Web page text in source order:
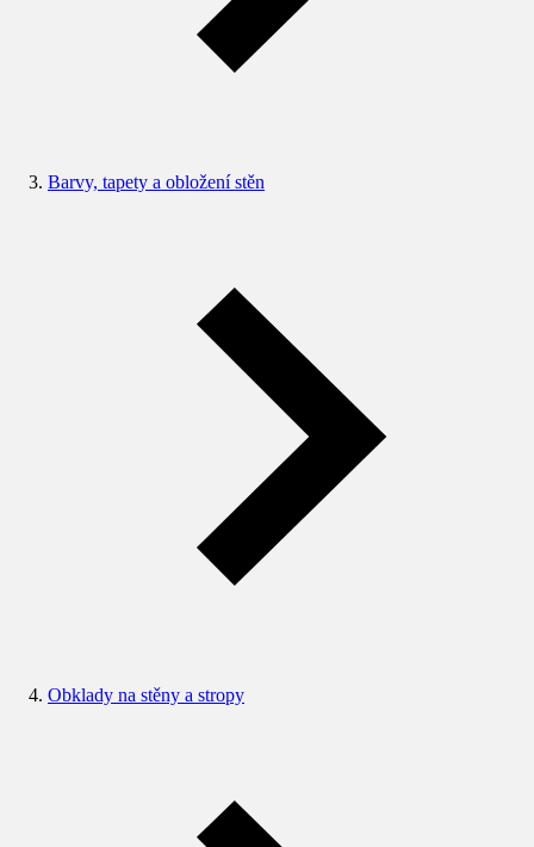
Barvy, tapety a obložení stěn
Obklady na stěny a stropy